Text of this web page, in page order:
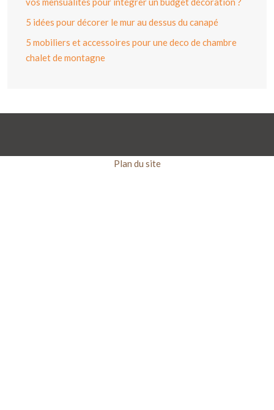
5 idées pour décorer le mur au dessus du canapé
5 mobiliers et accessoires pour une deco de chambre
chalet de montagne
Plan du site